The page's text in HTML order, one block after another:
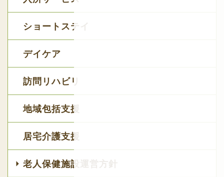
ショートステイ
デイケア
訪問リハビリ
地域包括支援
居宅介護支援
老人保健施設運営方針